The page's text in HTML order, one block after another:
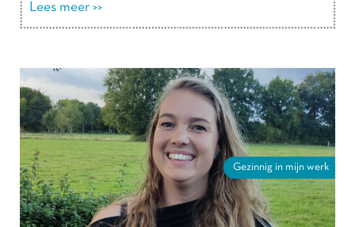
Lees meer >>
Gezinnig in mijn werk